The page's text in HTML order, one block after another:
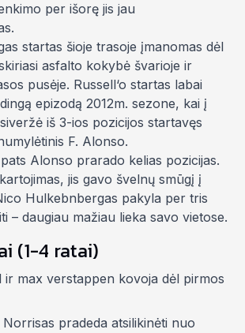
per išorę jis jau
startas šioje trasoje įmanomas dėl
asfalto kokybė švarioje ir
pusėje. Russell‘o startas labai
epizodą 2012m. sezone, kai į
iš 3-ios pozicijos startavęs
F. Alonso.
Alonso prarado kelias pozicijas.
jis gavo švelnų smūgį į
Hulkebnbergas pakyla per tris
– daugiau mažiau lieka savo vietose.
(1-4 ratai)
Norrisas pradeda atsilikinėti nuo